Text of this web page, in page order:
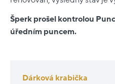
Šperk prošel kontrolou
úředním puncem.
Dárková krabička